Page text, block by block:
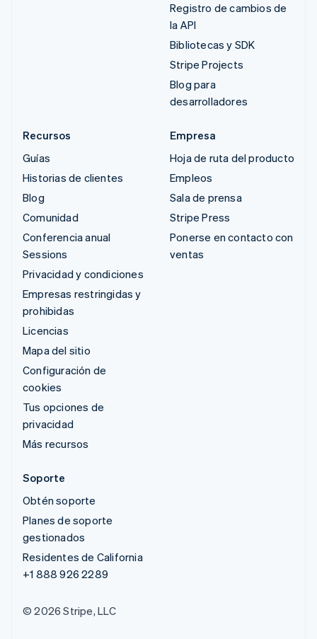
Registro de cambios de
la API
Bibliotecas y SDK
Stripe Projects
Blog para
desarrolladores
Recursos
Guías
Historias de clientes
Blog
Comunidad
Conferencia anual
Sessions
Privacidad y condiciones
Empresas restringidas y
prohibidas
Licencias
Mapa del sitio
Configuración de
cookies
Tus opciones de
privacidad
Más recursos
Empresa
Hoja de ruta del producto
Empleos
Sala de prensa
Stripe Press
Ponerse en contacto con
ventas
Soporte
Obtén soporte
Planes de soporte
gestionados
Residentes de California
+1 888 926 2289
© 2026 Stripe, LLC